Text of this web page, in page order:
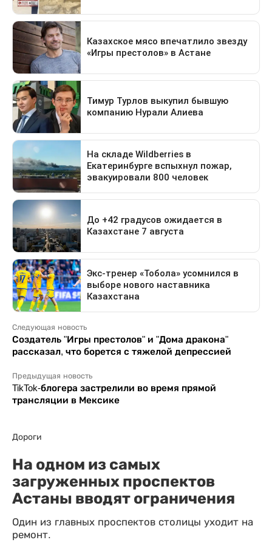
Следующая новость
Создатель "Игры престолов" и "Дома дракона"
рассказал, что борется с тяжелой депрессией
Предыдущая новость
TikTok-блогера застрелили во время прямой
трансляции в Мексике
Дороги
На одном из самых
загруженных проспектов
Астаны вводят ограничения
Один из главных проспектов столицы уходит на
ремонт.